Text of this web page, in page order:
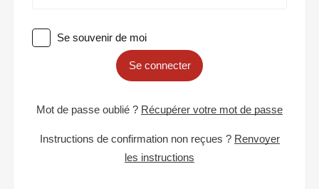
Se souvenir de moi
Se connecter
Mot de passe oublié ? Récupérer votre mot de passe
Instructions de confirmation non reçues ? Renvoyer
les instructions